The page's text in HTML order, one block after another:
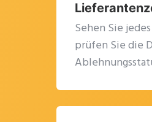
Sehen Sie
prüfen Sie die